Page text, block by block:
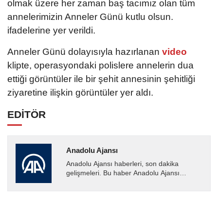
olmak üzere her zaman baş tacımız olan tüm
annelerimizin Anneler Günü kutlu olsun.
ifadelerine yer verildi.
Anneler Günü dolayısıyla hazırlanan video
klipte, operasyondaki polislere annelerin dua
ettiği görüntüler ile bir şehit annesinin şehitliği
ziyaretine ilişkin görüntüler yer aldı.
EDİTÖR
Anadolu Ajansı
Anadolu Ajansı haberleri, son dakika
gelişmeleri. Bu haber Anadolu Ajansı
tarafından geçilen tüm...